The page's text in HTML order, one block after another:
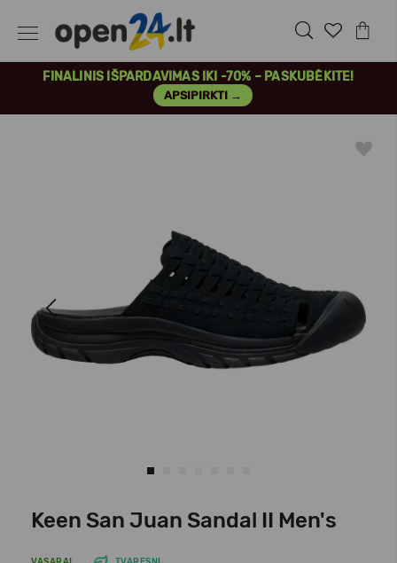
FINALINIS IŠPARDAVIMAS IKI -70% – PASKUBĖKITE!
APSIPIRKTI →
Previous Next
Keen San Juan Sandal II Men's